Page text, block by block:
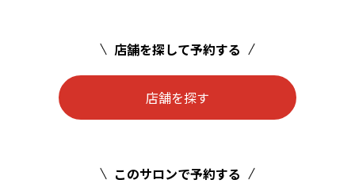
店舗を探して予約する
店舗を探す
このサロンで予約する